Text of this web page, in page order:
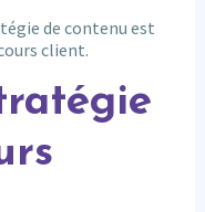
de contenu est
client.